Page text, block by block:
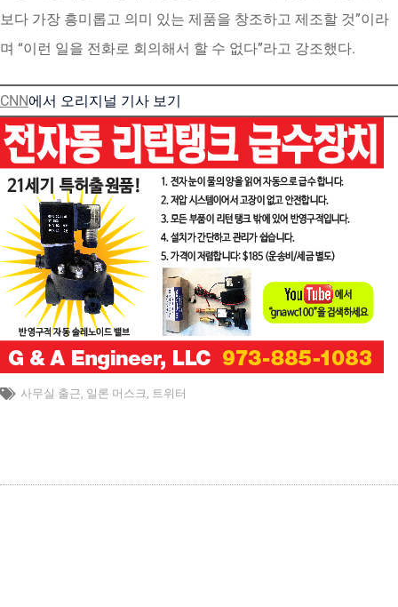
보다 가장 흥미롭고 의미 있는 제품을 창조하고 제조할 것”이라
며 “이런 일을 전화로 회의해서 할 수 없다”라고 강조했다.
CNN에서 오리지널 기사 보기
사무실 출근, 일론 머스크, 트위터